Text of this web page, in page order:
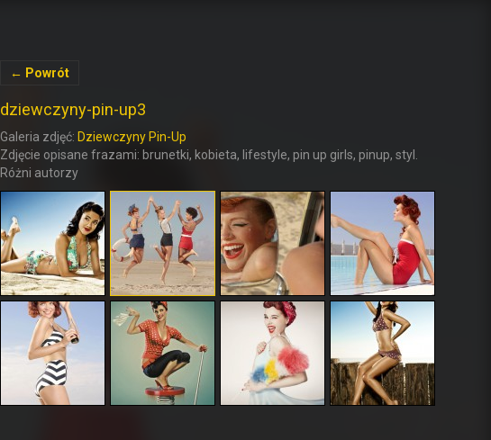
← Powrót
dziewczyny-pin-up3
Galeria zdjęć: Dziewczyny Pin-Up
Zdjęcie opisane frazami: brunetki, kobieta, lifestyle, pin up girls, pinup, styl.
Różni autorzy